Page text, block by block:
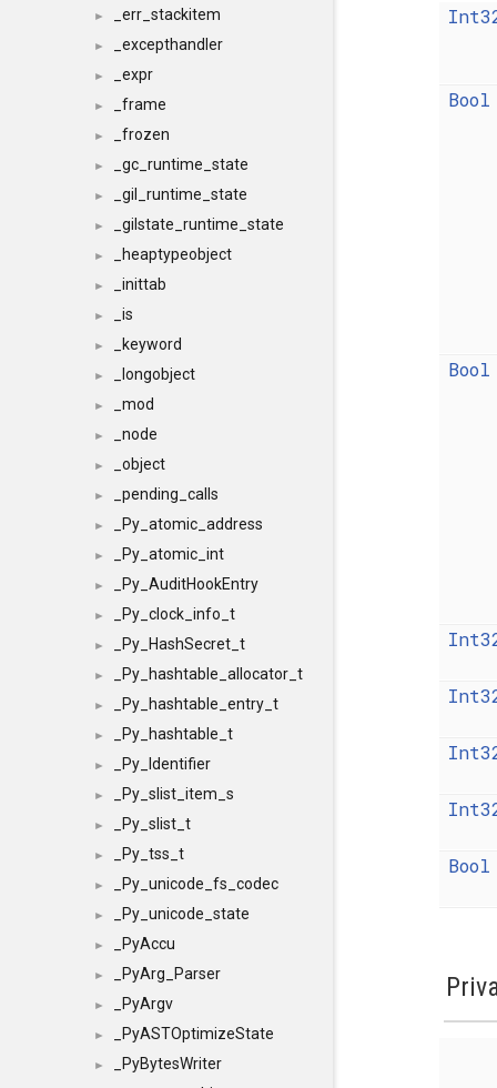
► _err_stackitem
► _excepthandler
► _expr
► _frame
► _frozen
► _gc_runtime_state
► _gil_runtime_state
► _gilstate_runtime_state
► _heaptypeobject
► _inittab
► _is
► _keyword
► _longobject
► _mod
► _node
► _object
► _pending_calls
► _Py_atomic_address
► _Py_atomic_int
► _Py_AuditHookEntry
► _Py_clock_info_t
► _Py_HashSecret_t
► _Py_hashtable_allocator_t
► _Py_hashtable_entry_t
► _Py_hashtable_t
► _Py_Identifier
► _Py_slist_item_s
► _Py_slist_t
► _Py_tss_t
► _Py_unicode_fs_codec
► _Py_unicode_state
► _PyAccu
► _PyArg_Parser
► _PyArgv
► _PyASTOptimizeState
►
_PyBytesWriter
Bool
Bool
Bool